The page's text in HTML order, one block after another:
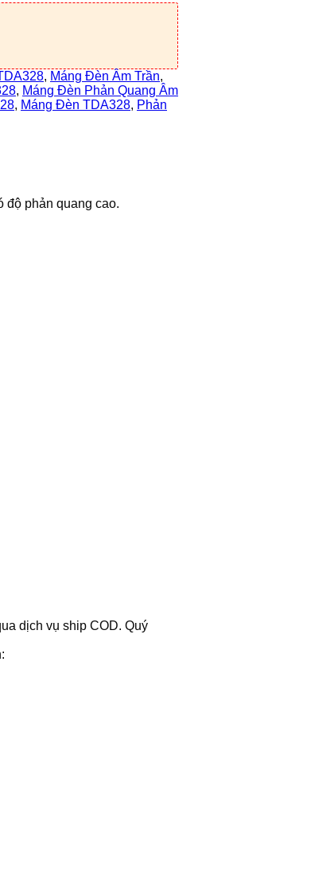
, Máng Đèn Âm Trần,
, Máng Đèn Phản Quang Âm
, Máng Đèn TDA328, Phản
độ phản quang cao.
dịch vụ ship COD. Quý